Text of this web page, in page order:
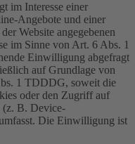
im Interesse einer
Angebote und einer
Website angegebenen
im Sinne von Art. 6 Abs. 1
Einwilligung abgefragt
auf Grundlage von
1 TDDDG, soweit die
oder den Zugriff auf
(z. B. Device-
Die Einwilligung ist